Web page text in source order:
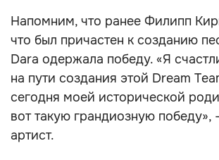
Напомним, что ранее Филипп
что был причастен к созданию
Dara одержала победу. «Я
на пути создания этой Dream
сегодня моей исторической
вот такую грандиозную победу»,
артист.